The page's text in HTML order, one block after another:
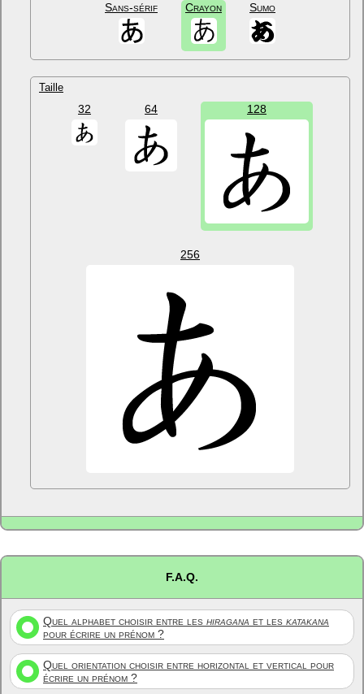
Sans-sérif Crayon Sumo
Taille
32 64 128
256
F.A.Q.
Quel alphabet choisir entre les hiragana et les katakana
pour écrire un prénom ?
Quel orientation choisir entre horizontal et vertical pour
écrire un prénom ?